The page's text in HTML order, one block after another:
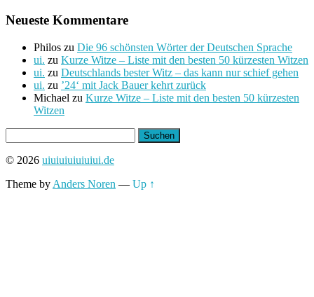
Neueste Kommentare
Philos zu Die 96 schönsten Wörter der Deutschen Sprache
ui. zu Kurze Witze – Liste mit den besten 50 kürzesten Witzen
ui. zu Deutschlands bester Witz – das kann nur schief gehen
ui. zu ’24‘ mit Jack Bauer kehrt zurück
Michael zu Kurze Witze – Liste mit den besten 50 kürzesten
Witzen
nach:
© 2026 uiuiuiuiuiuiui.de
Theme by Anders Noren — Up ↑